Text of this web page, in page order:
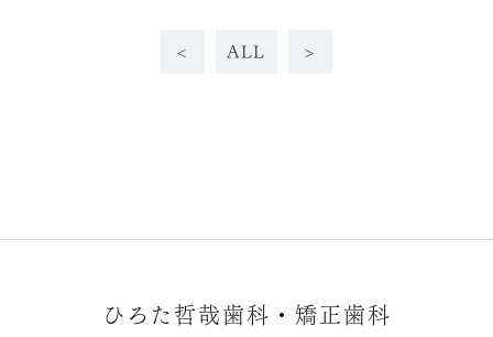
< ALL >
ひろた哲哉歯科・矯正歯科